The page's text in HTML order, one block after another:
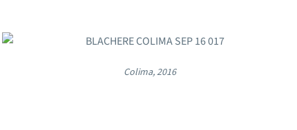
Colima, 2016